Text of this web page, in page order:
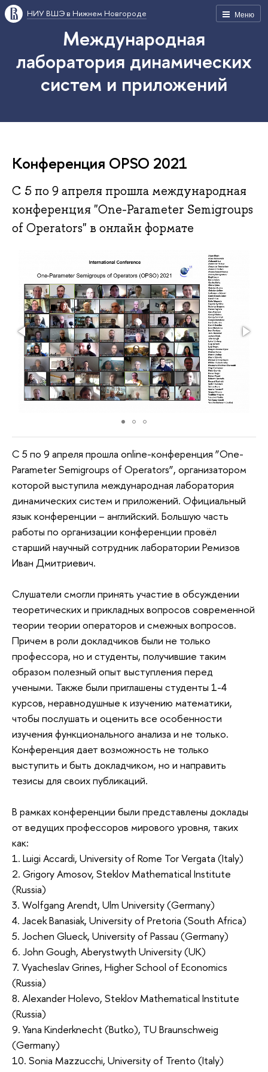
Меню
НИУ ВШЭ в Нижнем Новгороде
Международная
лаборатория динамических
систем и приложений
Конференция OPSO 2021
C 5 по 9 апреля прошла международная
конференция "One-Parameter Semigroups
of Operators" в онлайн формате
С 5 по 9 апреля прошла online-конференция ”One-
Parameter Semigroups of Operators”, организатором
которой выступила международная лаборатория
динамических систем и приложений. Официальный
язык конференции – английский. Большую часть
работы по организации конференции провёл
старший научный сотрудник лаборатории Ремизов
Иван Дмитриевич.
Слушатели смогли принять участие в обсуждении
теоретических и прикладных вопросов современной
теории теории операторов и смежных вопросов.
Причем в роли докладчиков были не только
профессора, но и студенты, получившие таким
образом полезный опыт выступления перед
учеными. Также были приглашены студенты 1-4
курсов, неравнодушные к изучению математики,
чтобы послушать и оценить все особенности
изучения функционального анализа и не только.
Конференция дает возможность не только
выступить и быть докладчиком, но и направить
тезисы для своих публикаций.
В рамках конференции были представлены доклады
от ведущих профессоров мирового уровня, таких
как:
1. Luigi Accardi, University of Rome Tor Vergata (Italy)
2. Grigory Amosov, Steklov Mathematical Institute
(Russia)
3. Wolfgang Arendt, Ulm University (Germany)
4. Jacek Banasiak, University of Pretoria (South Africa)
5. Jochen Glueck, University of Passau (Germany)
6. John Gough, Aberystwyth University (UK)
7. Vyacheslav Grines, Higher School of Economics
(Russia)
8. Alexander Holevo, Steklov Mathematical Institute
(Russia)
9. Yana Kinderknecht (Butko), TU Braunschweig
(Germany)
10. Sonia Mazzucchi, University of Trento (Italy)